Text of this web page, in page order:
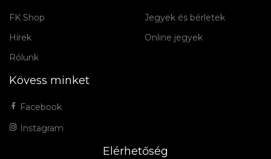
FK Shop
Hírek
Rólunk
Jegyek és bérletek
Online jegyek
Kövess minket
Facebook
Instagram
Elérhetőség